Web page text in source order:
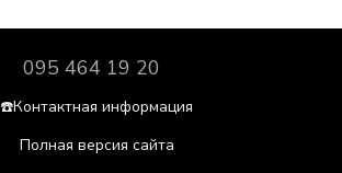
095 464 19 20
☎️Контактная информация
Полная версия сайта